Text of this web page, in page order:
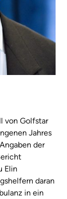
von Golfstar
Jahres
der
Elin
daran
in ein